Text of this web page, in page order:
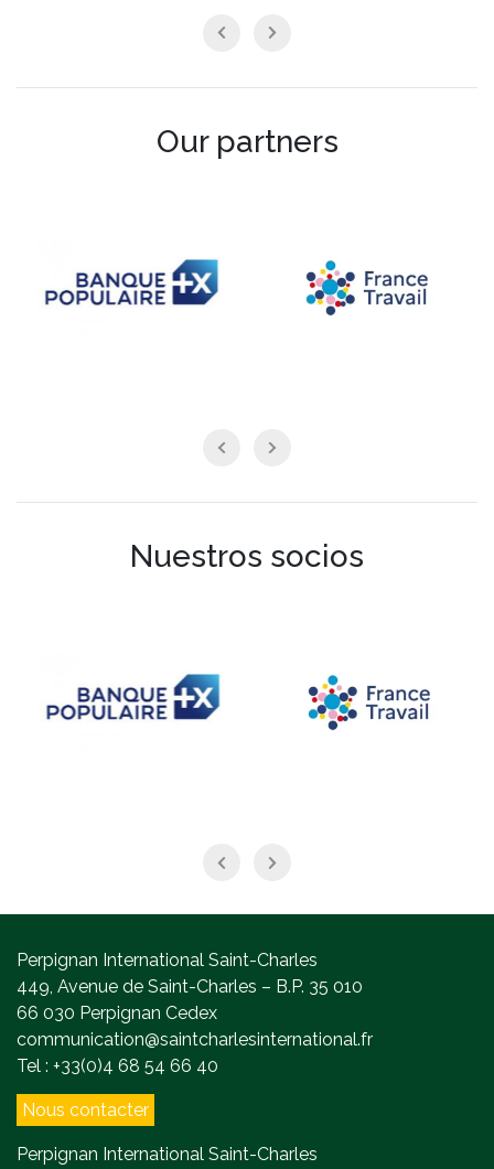
Our partners
Nuestros socios
Perpignan International Saint-Charles
449, Avenue de Saint-Charles – B.P. 35 010
66 030 Perpignan Cedex
communication@saintcharlesinternational.fr
Tel : +33(0)4 68 54 66 40
Nous contacter
Perpignan International Saint-Charles